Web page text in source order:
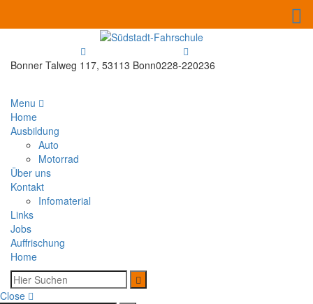
Bonner Talweg 117, 53113 Bonn0228-220236
Menu
Home
Ausbildung
Auto
Motorrad
Über uns
Kontakt
Infomaterial
Links
Jobs
Auffrischung
Home
Close